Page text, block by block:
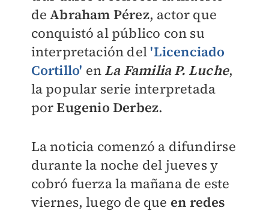
deAbraham Pérez, actor que
conquistó al público con su
interpretación del'Licenciado
Cortillo' en La Familia P. Luche,
la popular serie interpretada
porEugenio Derbez.
La noticia comenzó a difundirse
durante la noche del jueves y
cobró fuerza la mañana de este
viernes, luego de que en redes